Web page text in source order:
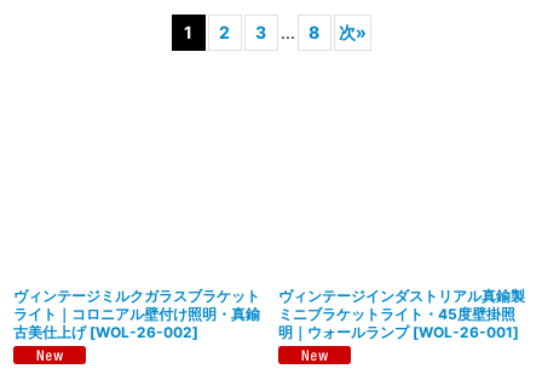
1 2 3 ... 8 次»
ヴィンテージミルクガラスブラケット
ライト｜コロニアル壁付け照明・真鍮
古美仕上げ [WOL-26-002]
ヴィンテージインダストリアル真鍮製
ミニブラケットライト・45度壁掛照
明｜ウォールランプ [WOL-26-001]